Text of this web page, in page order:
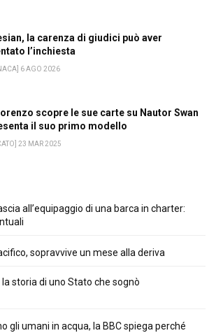
la carenza di giudici può aver
l’inchiesta
6 AGO 2026
scopre le sue carte su Nautor Swan
il suo primo modello
23 MAR 2025
all’equipaggio di una barca in charter:
sopravvive un mese alla deriva
la storia di uno Stato che sognò
gli umani in acqua, la BBC spiega perché